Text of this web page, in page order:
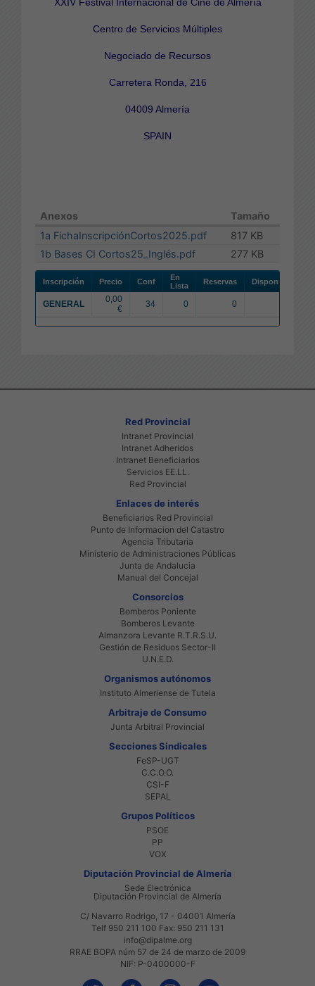
Centro de Servicios Múltiples
Negociado de Recursos
Carretera Ronda, 216
04009 Almería
SPAIN
Anexos
Tamaño
1a FichaInscripciónCortos2025.pdf
817 KB
1b Bases CI Cortos25_Inglés.pdf
277 KB
Inscripción Precio Conf
En
Lista
Reservas Disponibles
GENERAL
0,00
€
34 0 0
Red Provincial
Intranet Provincial
Intranet Adheridos
Intranet Beneficiarios
Servicios EE.LL.
Red Provincial
Enlaces de interés
Beneficiarios Red Provincial
Punto de Informacion del Catastro
Agencia Tributaria
Ministerio de Administraciones Públicas
Junta de Andalucia
Manual del Concejal
Consorcios
Bomberos Poniente
Bomberos Levante
Almanzora Levante R.T.R.S.U.
Gestión de Residuos Sector-II
U.N.E.D.
Organismos autónomos
Instituto Almeriense de Tutela
Arbitraje de Consumo
Junta Arbitral Provincial
Secciones Sindicales
FeSP-UGT
C.C.O.O.
CSI-F
SEPAL
Grupos Políticos
PSOE
PP
VOX
Diputación Provincial de Almería
Sede Electrónica
Diputación Provincial de Almería
C/ Navarro Rodrigo, 17 - 04001 Almería
Telf 950 211 100 Fax: 950 211 131
info@dipalme.org
RRAE BOPA núm 57 de 24 de marzo de 2009
NIF: P-0400000-F